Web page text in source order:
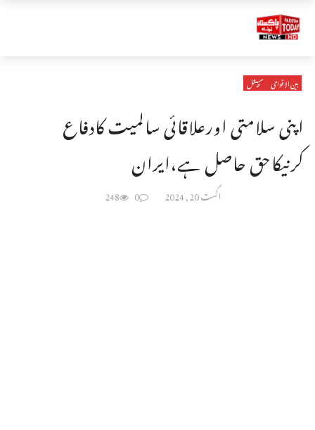
بین الاقوامی سپیشل
اپنی سلامتی اورعلاقائی سالمیت کادفاع
کرنیکاحق حاصل ہے،ایران
اگست 20, 2024 0
248